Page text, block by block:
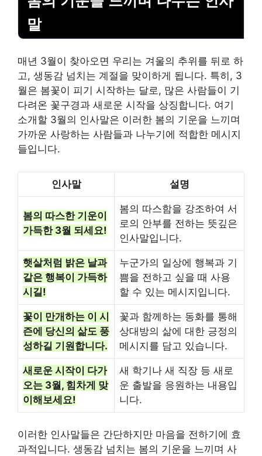
말
매년 3월이 찾아오면 우리는 겨울의 추위를 뒤로 하
고, 생동감 넘치는 계절을 맞이하게 됩니다. 특히, 3
월은 봄꽃이 피기 시작하는 달로, 많은 사람들이 기
다려온 꽃구경과 새로운 시작을 상징합니다. 여기
소개할 3월의 인사말은 이러한 봄의 기운을 느끼며
가까운 사랑하는 사람들과 나누기에 적합한 메시지
들입니다.
인사말 설명
봄의 따스한 기운이
가득한 3월 되세요!
봄의 따스함을 강조하여 서
로의 안부를 전하는 뜻깊은
인사말입니다.
햇살처럼 밝은 날과
같은 행복이 가득하
시길!
누군가의 일상에 행복과 기
쁨을 전하고 싶을 때 사용
할 수 있는 메시지입니다.
꽃이 만개하는 이 시
즌에 당신의 삶도 풍
성하길 기원합니다.
꽃과 함께하는 동화를 통해
상대방의 삶에 대한 긍정의
메시지를 담고 있습니다.
새로운 시작이 다가
오는 3월, 힘차게 맞
이해보세요!
새 학기나 새 직장 등 새로
운 출발을 응원하는 내용입
니다.
이러한 인사말들은 간단하지만 마음을 전하기에 효
과적입니다. 생동감 넘치는 봄의 기운을 느끼며 사